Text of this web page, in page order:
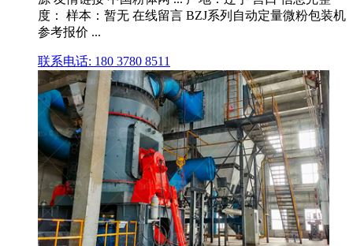
度： 样本：暂无 在线留言 BZJ系列自动定量微粉包装机
参考报价 ...
联系电话: 180 3780 8511